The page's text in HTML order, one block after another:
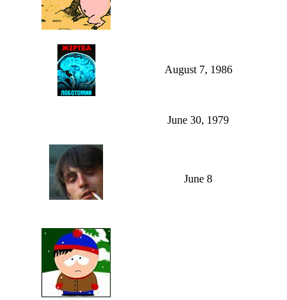
August 7, 1986
June 30, 1979
June 8